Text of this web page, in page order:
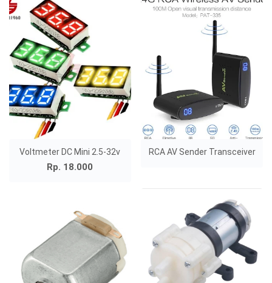
Voltmeter DC Mini 2.5-32v
Rp. 18.000
RCA AV Sender Transceiver